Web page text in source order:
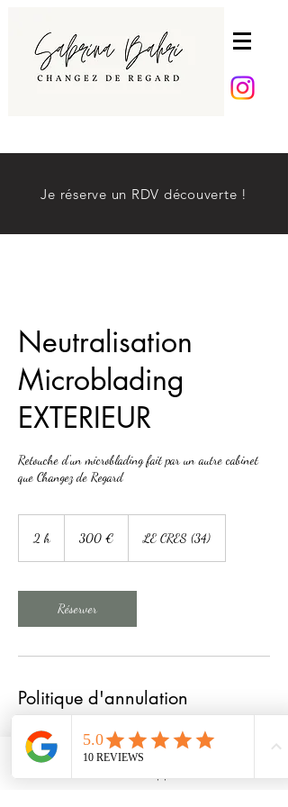
Je réserve un RDV découverte !
Neutralisation
Microblading
EXTERIEUR
Retouche d'un microblading fait par un autre cabinet
que Changez de Regard
2 h 300 € LE CRES (34)
Réserver
Politique d'annulation
Pour annuler ou reporter, merci de me contacter 24h à
l'avance.
Sans cela la prestation sera due.